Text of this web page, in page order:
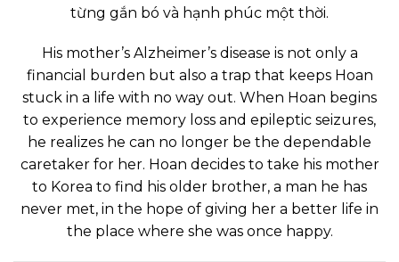
từng gắn bó và hạnh phúc một thời.
His mother’s Alzheimer’s disease is not only a
financial burden but also a trap that keeps Hoan
stuck in a life with no way out. When Hoan begins
to experience memory loss and epileptic seizures,
he realizes he can no longer be the dependable
caretaker for her. Hoan decides to take his mother
to Korea to find his older brother, a man he has
never met, in the hope of giving her a better life in
the place where she was once happy.